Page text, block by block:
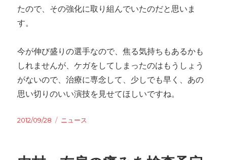
たので、その強化に取り組んでいたのだと思いま
す。
今が伸び盛りの選手なので、焦る気持ちもあるかも
しれませんが、ケガをしてしまったのはもうしょう
がないので、治療に専念して、少しでも早く、あの
思い切りのいい演技を見せてほしいですね。
Posted
2012/09/28 Categories
ニュース